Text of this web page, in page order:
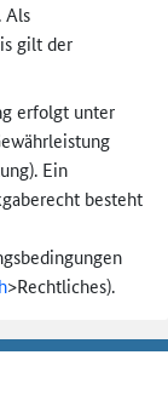
Als
gilt der
erfolgt unter
Ein
besteht
>Rechtliches).